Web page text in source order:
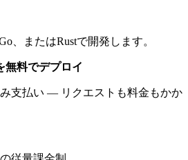
、またはRustで開発します。
無料でデプロイ
支払い — リクエストも料金もかか